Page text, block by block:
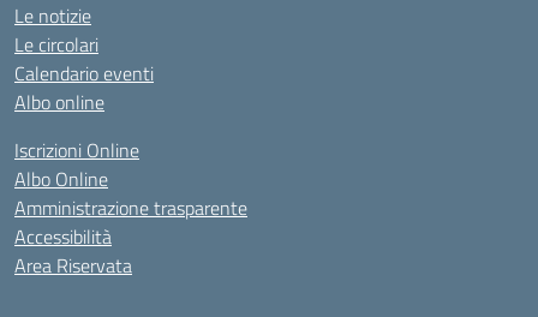
Le notizie
Le circolari
Calendario eventi
Albo online
Iscrizioni Online
Albo Online
Amministrazione trasparente
Accessibilità
Area Riservata